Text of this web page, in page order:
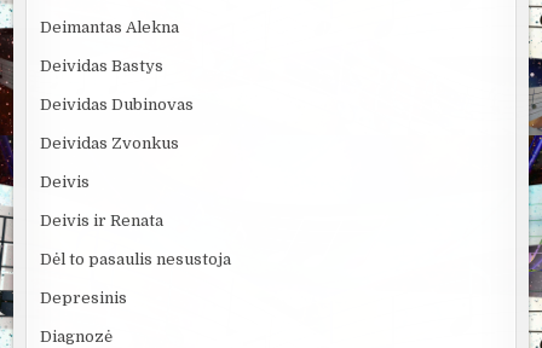
Deimantas Alekna
Deividas Bastys
Deividas Dubinovas
Deividas Zvonkus
Deivis
Deivis ir Renata
Dėl to pasaulis nesustoja
Depresinis
Diagnozė